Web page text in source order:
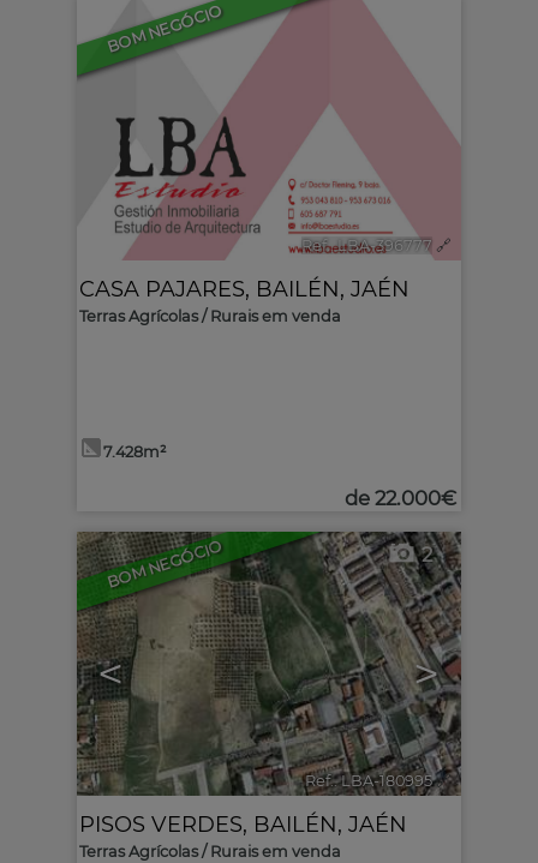
BOM NEGÓCIO
Ref.. LBA-396777 🔗
CASA PAJARES, BAILÉN, JAÉN
Terras Agrícolas / Rurais em venda
7.428m²
de 22.000€
BOM NEGÓCIO
< >
2
Ref.. LBA-180995 🔗
PISOS VERDES, BAILÉN, JAÉN
Terras Agrícolas / Rurais em venda